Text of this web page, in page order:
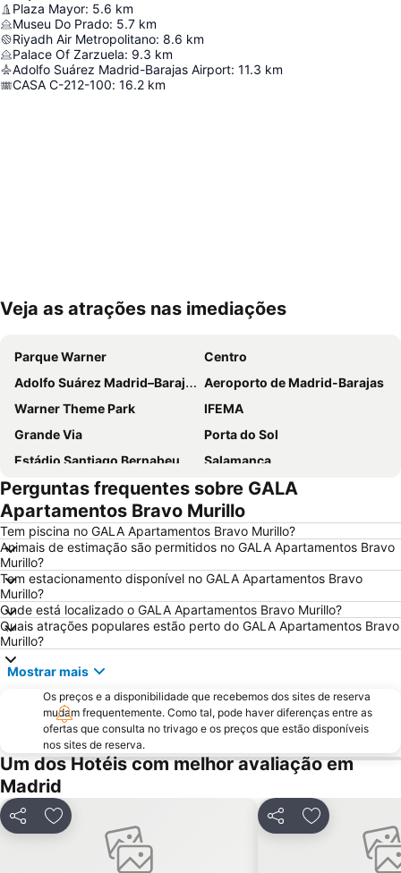
Plaza Mayor: 5.6 km
Museu Do Prado: 5.7 km
Riyadh Air Metropolitano: 8.6 km
Palace Of Zarzuela: 9.3 km
Adolfo Suárez Madrid-Barajas Airport: 11.3 km
CASA C-212-100: 16.2 km
Ampliar mapa
Veja as atrações nas imediações
Parque Warner
Centro
Adolfo Suárez Madrid–Barajas Airport
Aeroporto de Madrid-Barajas
Warner Theme Park
IFEMA
Grande Via
Porta do Sol
Estádio Santiago Bernabeu
Salamanca
Atocha
Estación Sur
Estadio Metropolitano Metro Station
Barajas
Metropolitano Metro Station
Chamartín
Estação de Atocha
De Chueca
Madrid Arena
Parque de Atracciones de Madrid
Parque Retiro
Caja Mágica
Chamberí
Villaverde
Calle Serrano
Casino Gran Vía
Praça da Espanha
Praça de touros das Ventas
Ibiza
Atocha Metro Station
Carabanchel
Malasaña
Gran Vía Metro Station
Perguntas frequentes sobre GALA
Apartamentos Bravo Murillo
Tem piscina no GALA Apartamentos Bravo Murillo?
Animais de estimação são permitidos no GALA Apartamentos Bravo
Murillo?
Tem estacionamento disponível no GALA Apartamentos Bravo
Murillo?
Onde está localizado o GALA Apartamentos Bravo Murillo?
Quais atrações populares estão perto do GALA Apartamentos Bravo
Murillo?
Mostrar mais
Os preços e a disponibilidade que recebemos dos sites de reserva
mudam frequentemente. Como tal, pode haver diferenças entre as
ofertas que consulta no trivago e os preços que estão disponíveis
nos sites de reserva.
Um dos Hotéis com melhor avaliação em
Madrid
PartilharAdicionar aos favoritos PartilharAdicionar